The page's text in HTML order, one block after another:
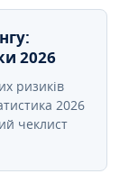
2026
ризиків
2026
чеклист